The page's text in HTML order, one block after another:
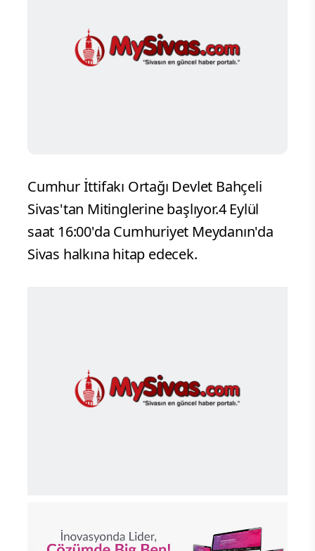
Cumhur İttifakı Ortağı Devlet Bahçeli
Sivas'tan Mitinglerine başlıyor.4 Eylül
saat 16:00'da Cumhuriyet Meydanın'da
Sivas halkına hitap edecek.